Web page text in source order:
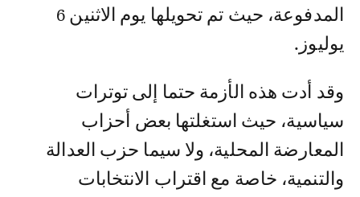
المدفوعة، حيث تم تحويلها يوم الاثنين 6
يوليوز.
وقد أدت هذه الأزمة حتما إلى توترات
سياسية، حيث استغلتها بعض أحزاب
المعارضة المحلية، ولا سيما حزب العدالة
والتنمية، خاصة مع اقتراب الانتخابات